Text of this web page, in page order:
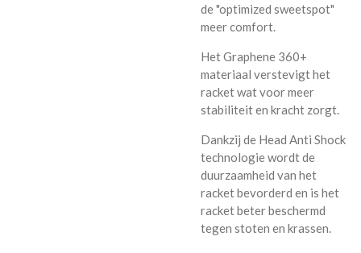
de "optimized sweetspot"
meer comfort.
Het Graphene 360+
materiaal verstevigt het
racket wat voor meer
stabiliteit en kracht zorgt.
Dankzij de Head Anti Shock
technologie wordt de
duurzaamheid van het
racket bevorderd en is het
racket beter beschermd
tegen stoten en krassen.